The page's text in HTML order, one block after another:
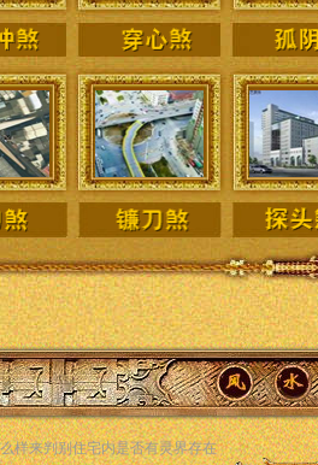
样来判别住宅内是否有灵界存在